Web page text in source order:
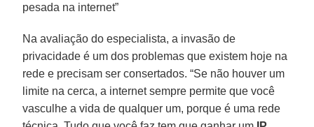
pesada na internet”
Na avaliação do especialista, a invasão de
privacidade é um dos problemas que existem hoje na
rede e precisam ser consertados. “Se não houver um
limite na cerca, a internet sempre permite que você
vasculhe a vida de qualquer um, porque é uma rede